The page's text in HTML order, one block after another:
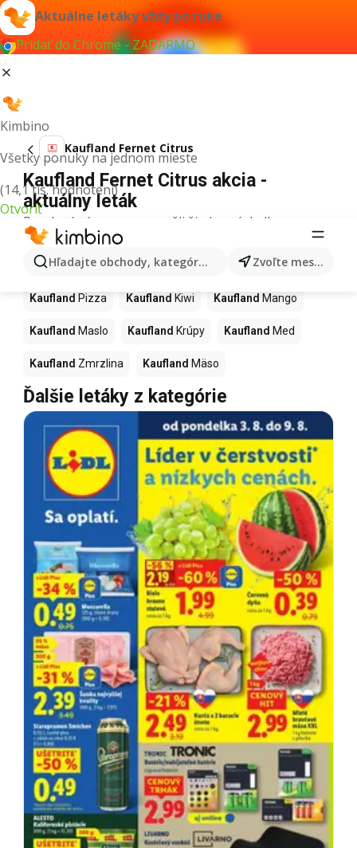
Aktuálne letáky vždy po ruke
Pridať do Chrome - ZADARMO
Kimbino
Všetky ponuky na jednom mieste
(14,1 tis. hodnotení)
Otvoriť
Hľadajte obchody, kategórie, produkty... Zvoľte mesto
Kaufland Fernet Citrus
Kaufland Fernet Citrus akcia -
aktuálny leták
Pre daný výraz sme nenašli žiadne výsledky.
Ďalšie produkty v obchodoch
Kaufland
Kaufland Pizza Kaufland Kiwi Kaufland Mango
Kaufland Maslo Kaufland Krúpy Kaufland Med
Kaufland Zmrzlina Kaufland Mäso
Ďalšie letáky z kategórie